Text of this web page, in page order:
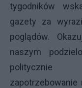
tygodników
gazety za
poglądów.
naszym
politycznie